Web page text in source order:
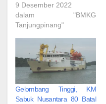
9 Desember 2022
dalam "BMKG
Tanjungpinang"
Gelombang Tinggi, KM
Sabuk Nusantara 80 Batal